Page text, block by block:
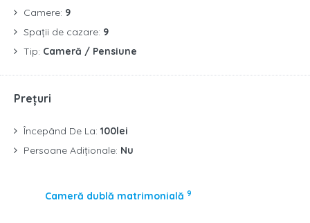
Camere: 9
Spații de cazare: 9
Tip: Cameră / Pensiune
Prețuri
Începând De La: 100lei
Persoane Adiționale: Nu
Cameră dublă matrimonială 9